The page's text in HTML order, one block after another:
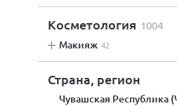
косметология 1004
макияж 42
Страна, регион
Чувашская Республика